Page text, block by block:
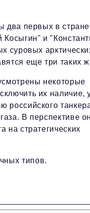
два первых в стране
Косыгин" и
суровых
еще три таких
некоторые
их наличие,
российского
В перспективе он
на стратегических
типов.